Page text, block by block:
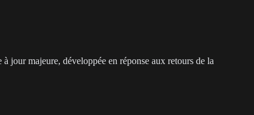
jour majeure, développée en réponse aux retours de la